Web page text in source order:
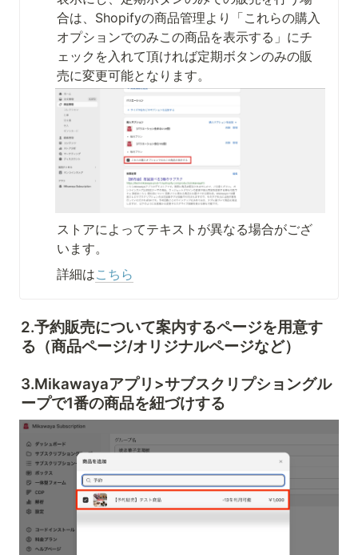
合は、Shopifyの商品管理より「これらの購入
オプションでのみこの商品を表示する」にチ
ェックを入れて頂ければ定期ボタンのみの販
売に変更可能となります。
ストアによってテキストが異なる場合がござ
います。
詳細はこちら
2.予約販売について案内するページを用意す
る（商品ページ/オリジナルページなど）
3.Mikawayaアプリ>サブスクリプショングル
ープで1番の商品を紐づけする